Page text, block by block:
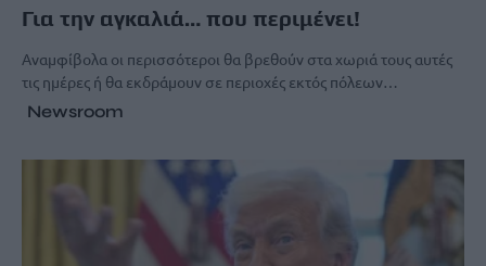
Για την αγκαλιά… που περιμένει!
Αναμφίβολα οι περισσότεροι θα βρεθούν στα χωριά τους αυτές
τις ημέρες ή θα εκδράμουν σε περιοχές εκτός πόλεων…
Newsroom